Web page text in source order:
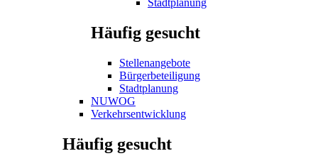
Stadtplanung
Häufig gesucht
Stellenangebote
Bürgerbeteiligung
Stadtplanung
NUWOG
Verkehrsentwicklung
Häufig gesucht